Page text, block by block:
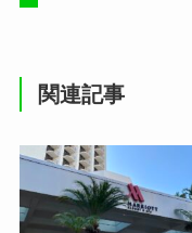
関連記事